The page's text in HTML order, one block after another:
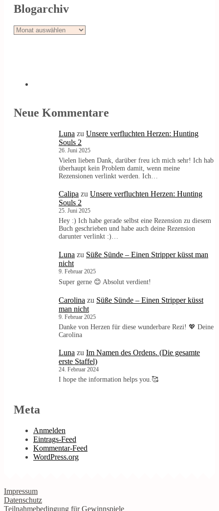
Blogarchiv
Blogarchiv
Neue Kommentare
Luna zu Unsere verfluchten Herzen: Hunting
Souls 2
26. Juni 2025
Vielen lieben Dank, darüber freu ich mich sehr! Ich hab
überhaupt kein Problem damit, wenn meine
Rezensionen verlinkt werden. Ich…
Calipa zu Unsere verfluchten Herzen: Hunting
Souls 2
25. Juni 2025
Hey :) Ich habe gerade selbst eine Rezension zu diesem
Buch geschrieben und habe auch deine Rezension
darunter verlinkt :)…
Luna zu Süße Sünde – Einen Stripper küsst man
nicht
9. Februar 2025
Super gerne 😊 Absolut verdient!
Carolina zu Süße Sünde – Einen Stripper küsst
man nicht
9. Februar 2025
Danke von Herzen für diese wunderbare Rezi! 💖 Deine
Carolina
Luna zu Im Namen des Ordens. (Die gesamte
erste Staffel)
24. Februar 2024
I hope the information helps you.🥰
Meta
Anmelden
Eintrags-Feed
Kommentar-Feed
WordPress.org
Impressum
Datenschutz
Teilnahmebedingung für Gewinnspiele